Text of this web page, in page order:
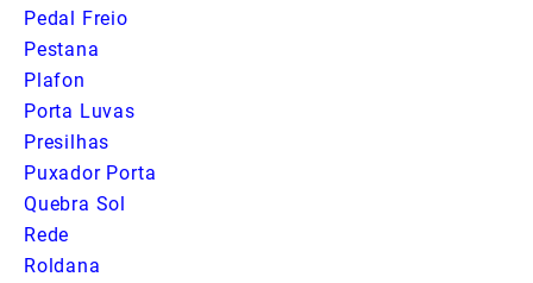
Pedal Freio
Pestana
Plafon
Porta Luvas
Presilhas
Puxador Porta
Quebra Sol
Rede
Roldana